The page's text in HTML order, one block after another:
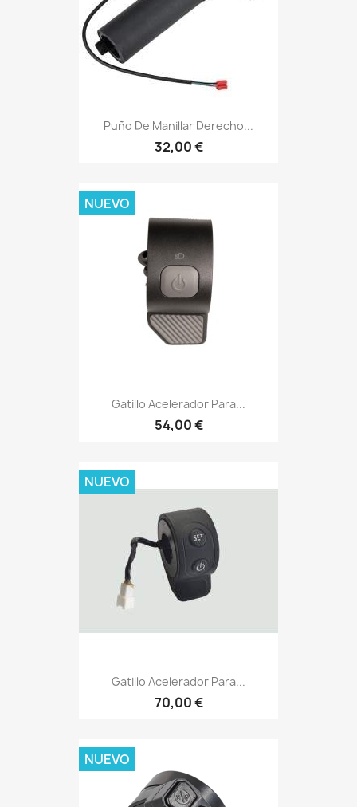
Puño De Manillar Derecho...
32,00 €
Gatillo Acelerador Para...
54,00 €
NUEVO
Gatillo Acelerador Para...
70,00 €
NUEVO
NUEVO